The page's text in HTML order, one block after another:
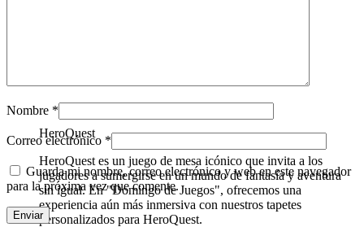
HeroQuest
HeroQuest es un juego de mesa icónico que invita a los
jugadores a sumergirse en un mundo de fantasía y aventura
sin igual. En "Domingo de Juegos", ofrecemos una
experiencia aún más inmersiva con nuestros tapetes
personalizados para HeroQuest.
Nombre *
Correo electrónico *
Guarda mi nombre, correo electrónico y web en este navegador
para la próxima vez que comente.